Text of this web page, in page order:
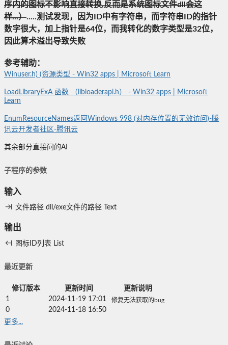
序内的图标不影响直接转换,反而是系统图标文件dll会这
样...）.....测试发现，因为ID中有字符串，而字符串ID的指针
数字很大，加上指针是64位，而我转化的数字类型是32位，
因此算术溢出导致失败
参考辅助：
Winuser.h) (资源类型 - Win32 apps | Microsoft Learn
LoadLibraryExA 函数 （libloaderapi.h） - Win32 apps | Microsoft
Learn
EnumResourceNames返回Windows 998 (对内存位置的无效访问)-腾
讯云开发者社区-腾讯云
其余部分直接问的AI
子程序的参数
输入
文件路径 dll/exe文件的路径 Text
输出
图标ID列表 List
最近更新
修订版本 更新时间
更新说明
1
2024-11-19 17:01 修复无法获取的bug
0
2024-11-18 16:50
更多...